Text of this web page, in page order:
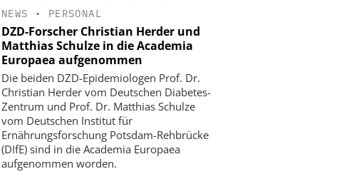
NEWS • PERSONAL
DZD-Forscher Christian Herder und
Matthias Schulze in die Academia
Europaea aufgenommen
Die beiden DZD-Epidemiologen Prof. Dr.
Christian Herder vom Deutschen Diabetes-
Zentrum und Prof. Dr. Matthias Schulze
vom Deutschen Institut für
Ernährungsforschung Potsdam-Rehbrücke
(DIfE) sind in die Academia Europaea
aufgenommen worden.